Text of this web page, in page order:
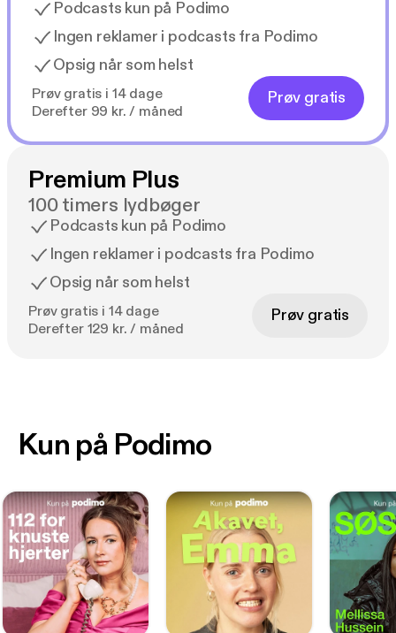
Podcasts kun på Podimo
Ingen reklamer i podcasts fra Podimo
Opsig når som helst
Prøv gratis i 14 dage
Derefter 99 kr. / måned
Prøv gratis
Premium Plus
100 timers lydbøger
Podcasts kun på Podimo
Ingen reklamer i podcasts fra Podimo
Opsig når som helst
Prøv gratis i 14 dage
Derefter 129 kr. / måned
Prøv gratis
Kun på Podimo